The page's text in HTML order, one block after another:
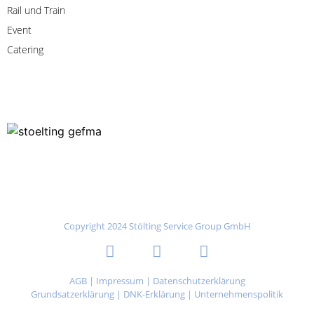
Rail und Train
Event
Catering
Copyright 2024 Stölting Service Group GmbH
AGB| Impressum | Datenschutzerklärung
Grundsatzerklärung | DNK-Erklärung | Unternehmenspolitik